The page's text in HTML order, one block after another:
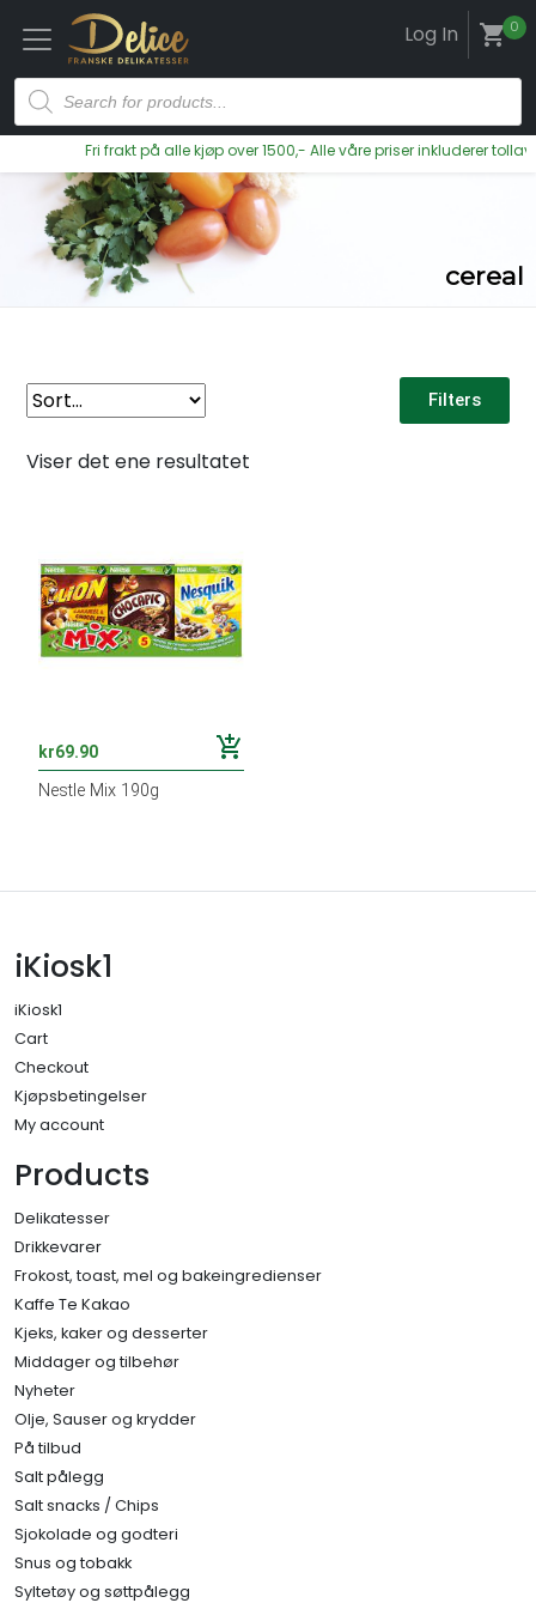
Log In 0
shopping_cart
Fri frakt på alle kjøp over 1500,- Alle våre priser inkluderer tollavgifter
cereal
Filters
Viser det ene resultatet
kr69.90 add_shopping_cart
Nestle Mix 190g
iKiosk1
iKiosk1
Cart
Checkout
Kjøpsbetingelser
My account
Products
Delikatesser
Drikkevarer
Frokost, toast, mel og bakeingredienser
Kaffe Te Kakao
Kjeks, kaker og desserter
Middager og tilbehør
Nyheter
Olje, Sauser og krydder
På tilbud
Salt pålegg
Salt snacks / Chips
Sjokolade og godteri
Snus og tobakk
Syltetøy og søttpålegg